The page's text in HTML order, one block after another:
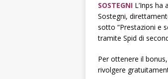
SOSTEGNI L’Inps
Sostegni,
sotto “Prestazioni e
tramite Spid di
Per ottenere il
rivolgere